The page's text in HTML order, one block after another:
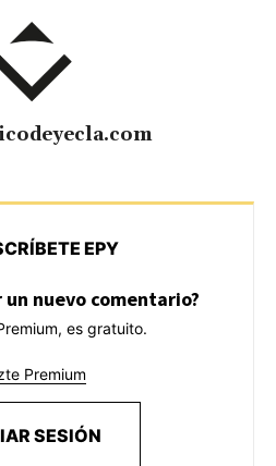
EPY
un nuevo comentario?
es gratuito.
Premium
SESIÓN